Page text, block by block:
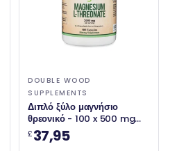
DOUBLE WOOD
SUPPLEMENTS
Διπλό ξύλο μαγνήσιο
θρεονικό - 100 x 500 mg
κάψουλες
£37,95